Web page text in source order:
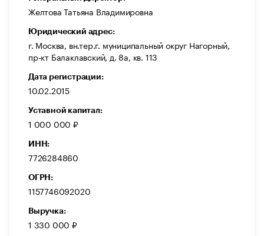
Желтова Татьяна Владимировна
Юридический адрес:
г. Москва, вн.тер.г. муниципальный округ Нагорный,
пр-кт Балаклавский, д. 8а, кв. 113
Дата регистрации:
10.02.2015
Уставной капитал:
1 000 000 ₽
ИНН:
7726284860
ОГРН:
1157746092020
Выручка:
1 330 000 ₽